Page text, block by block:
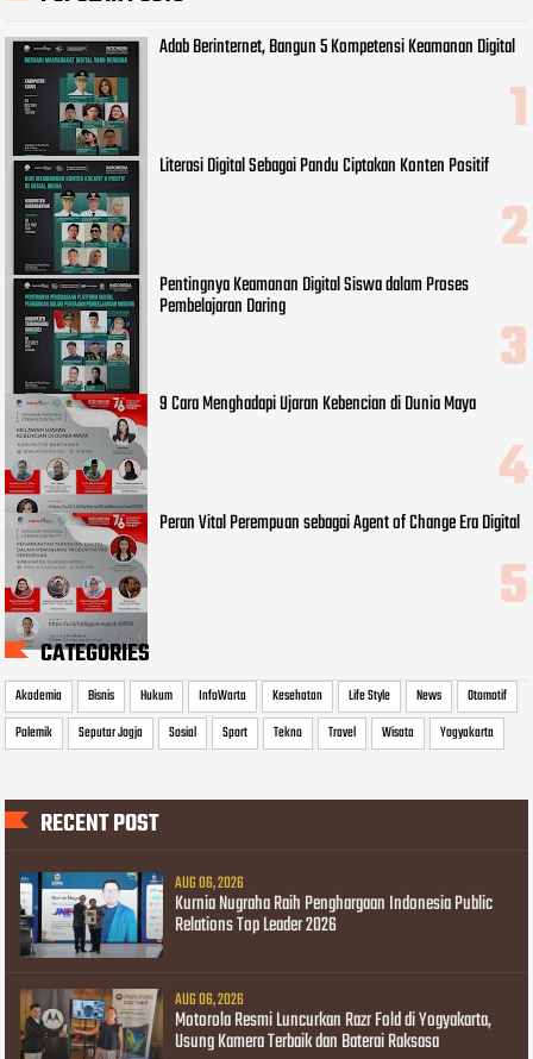
Adab Berinternet, Bangun 5 Kompetensi Keamanan Digital
Literasi Digital Sebagai Pandu Ciptakan Konten Positif
Pentingnya Keamanan Digital Siswa dalam Proses
Pembelajaran Daring
9 Cara Menghadapi Ujaran Kebencian di Dunia Maya
Peran Vital Perempuan sebagai Agent of Change Era Digital
CATEGORIES
Akademia Bisnis Hukum InfoWarta Kesehatan Life Style News
Otomotif
Polemik
Seputar Jogja Sosial Sport Tekno Travel Wisata Yogyakarta
RECENT POST
AUG 06, 2026
Kurnia Nugraha Raih Penghargaan Indonesia Public
Relations Top Leader 2026
AUG 06, 2026
Motorola Resmi Luncurkan Razr Fold di Yogyakarta,
Usung Kamera Terbaik dan Baterai Raksasa